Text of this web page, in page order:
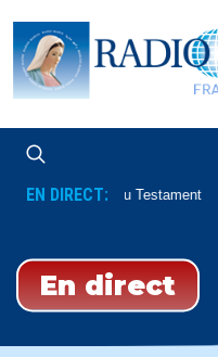
EN DIRECT:Nouveau Testament
En direct